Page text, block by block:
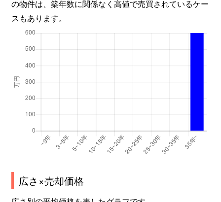
の物件は、築年数に関係なく高値で売買されているケー
スもあります。
広さ×売却価格